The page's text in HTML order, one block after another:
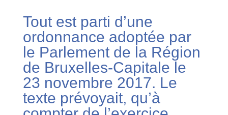
Tout est parti d’une
ordonnance adoptée par
le Parlement de la Région
de Bruxelles-Capitale le
23 novembre 2017. Le
texte prévoyait, qu’à